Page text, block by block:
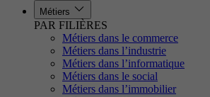
Métiers
PAR FILIÈRES
Métiers dans le commerce
Métiers dans l’industrie
Métiers dans l’informatique
Métiers dans le social
Métiers dans l’immobilier